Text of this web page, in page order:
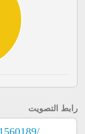
رابط التصويت